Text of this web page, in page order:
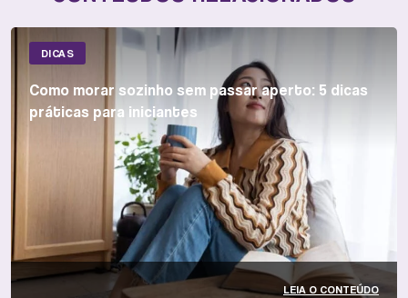
DICAS
Como morar sozinho sem passar aperto: 5 dicas
práticas para iniciantes
LEIA O CONTEÚDO